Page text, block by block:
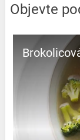
Objevte